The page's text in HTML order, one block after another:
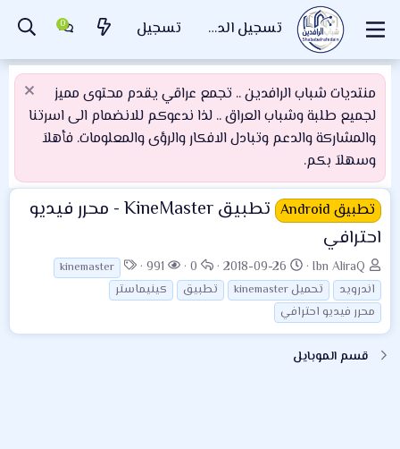
تسجيل الدخول تسجيل
منتديات شباب الرافدين .. تجمع عراقي يقدم محتوى مميز
لجميع طلبة وشباب العراق .. لذا ندعوكم للانضمام الى اسرتنا
والمشاركة والدعم وتبادل الافكار والرؤى والمعلومات. فأهلاَ
وسهلاَ بكم.
تطبيق Android
تطبيق KineMaster - محرر فيديو
احترافي
ب
ا
د
ئ
ل
Ibn AliraQ
ت
ا
ر
ي
2018-09-26
ا
ل
ر
0
ا
ل
م
991
ا
ل
و
kinemaster
اندرويد
تحميل kinemaster تطبيق
كينيماستر
محرر فيديو احترافي
قسم الموبايل